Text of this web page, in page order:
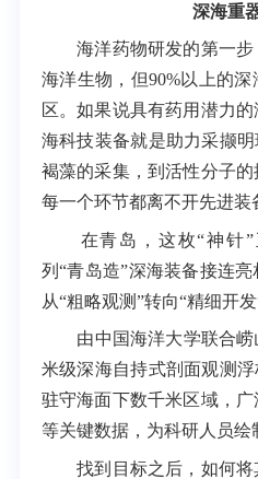
深海重
海洋药物研发的第一步
海洋生物，但90%以上的
区。如果说具有药用潜力
海科技装备就是助力采撷
褐藻的采集，到活性分子的
每一个环节都离不开先进装
在青岛，这枚“神针”
列“青岛造”深海装备接连
从“粗略观测”转向“精细开发
由中国海洋大学联合崂
米级深海自持式剖面观测
驻守海面下数千米区域，
等关键数据，为科研人员绘
找到目标之后，如何将